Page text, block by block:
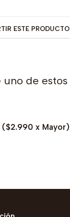
ESTE PRODUCTO
de estos
x Mayor)